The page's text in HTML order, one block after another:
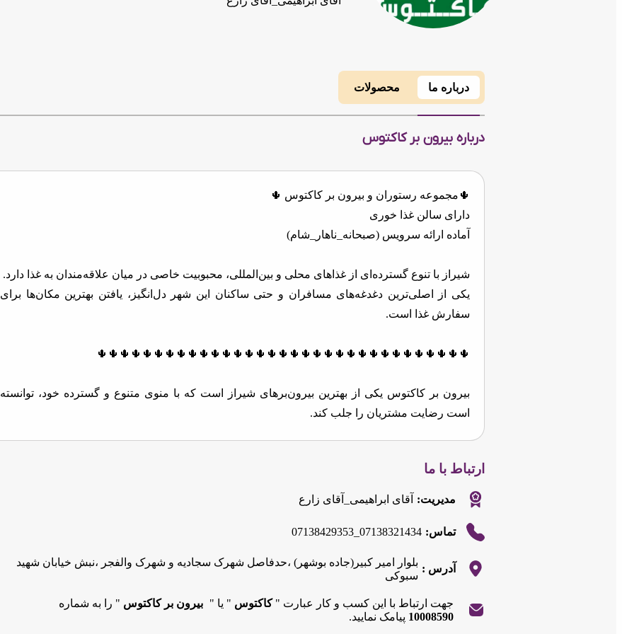
درباره ما محصولات
درباره بیرون بر کاکتوس
🌵مجموعه رستوران و بیرون بر کاکتوس 🌵
دارای سالن غذا خوری
آماده ارائه سرویس (صبحانه_ناهار_شام)
شیراز با تنوع گسترده‌ای از غذاهای محلی و بین‌المللی، محبوبیت خاصی در میان علاقه‌مندان به غذا دارد.
یکی از اصلی‌ترین دغدغه‌های مسافران و حتی ساکنان این شهر دل‌انگیز، یافتن بهترین مکان‌ها برای
سفارش غذا است.
🌵🌵🌵🌵🌵🌵🌵🌵🌵🌵🌵🌵🌵🌵🌵🌵🌵🌵🌵🌵🌵🌵🌵🌵🌵🌵🌵🌵🌵🌵🌵🌵🌵
بیرون ‌بر کاکتوس یکی از بهترین بیرون‌برهای شیراز است که با منوی متنوع و گسترده خود، توانسته
است رضایت مشتریان را جلب کند.
این بیرون بر با ارائه‌ی انواع کباب، غذاهای ایرانی، خورشت‌های متنوع و غذاهای سنتی ایرانی، تجربه‌ای
🌵🌵🌵🌵🌵🌵🌵🌵🌵🌵🌵🌵🌵🌵🌵🌵🌵🌵🌵🌵🌵🌵🌵🌵🌵🌵🌵🌵🌵🌵🌵🌵🌵
علاوه بر این، غذاهای دریایی خوشمزه و باکیفیت نیز در منوی رستوران و بیرون بر کاکتوس🌵 موجود
با کیفیت بالای مواد اولیه و طعم لذیذ غذاها، بیرون بر کاکتوس به یکی از بهترین گزینه‌ها برای سفارش
ارتباط با ما
مدیریت: آقای ابراهیمی_آقای زارع
تماس: 07138429353_07138321434
آدرس :
بلوار امیر کبیر(جاده بوشهر) ،حدفاصل شهرک سجادیه و شهرک والفجر ،نبش خیابان شهید
سبوکی
جهت ارتباط با این کسب و کار عبارت "کاکتوس " یا " بیرون بر کاکتوس " را به شماره
10008590 پیامک نمایید.